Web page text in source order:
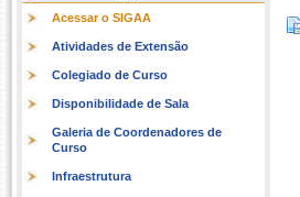
Acessar o SIGAA
Atividades de Extensão
Colegiado de Curso
Disponibilidade de Sala
Galeria de Coordenadores de
Curso
Infraestrutura